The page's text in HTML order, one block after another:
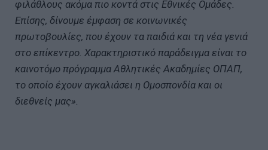
φιλάθλους ακόμα πιο κοντά στις Εθνικές Ομάδες.
Επίσης, δίνουμε έμφαση σε κοινωνικές
πρωτοβουλίες, που έχουν τα παιδιά και τη νέα γενιά
στο επίκεντρο. Χαρακτηριστικό παράδειγμα είναι το
καινοτόμο πρόγραμμα Αθλητικές Ακαδημίες ΟΠΑΠ,
το οποίο έχουν αγκαλιάσει η Ομοσπονδία και οι
διεθνείς μας».